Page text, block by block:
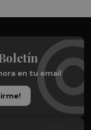
en tu email